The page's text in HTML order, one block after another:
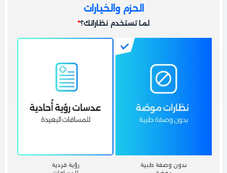
والعريضة، وبتعطي تحديد كول وجاذبية خاصة للوجوه
المستديرة والبيضاوية.
الحزم والخيارات
لما تستخدم نظاراتك؟*
بدون وصفة طبية
رؤية فردية